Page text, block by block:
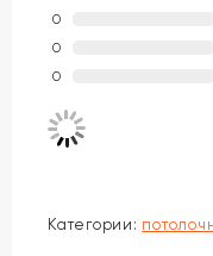
0
0
0
Категории: